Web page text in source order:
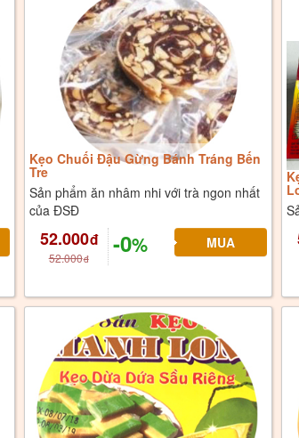
Kẹo Chuối Đậu Gừng Bánh Tráng Bến
Tre
Sản phẩm ăn nhâm nhi với trà ngon nhất
của ĐSĐ
52.000đ
52.000đ
-0%